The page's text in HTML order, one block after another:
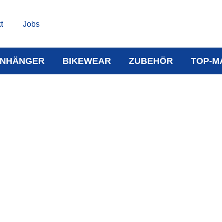
Jobs
BIKEWEAR ZUBEHÖR TOP-